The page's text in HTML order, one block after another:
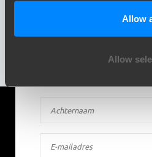
Allow
Allow
updates direct in je inbox.